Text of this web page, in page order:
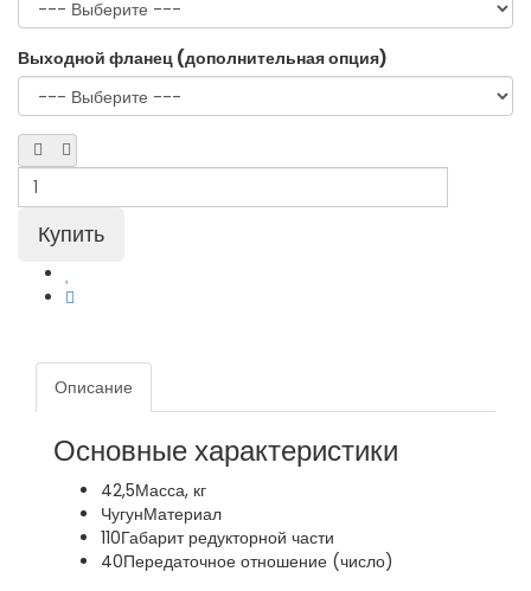
Выходной фланец (дополнительная опция)
Описание
Основные характеристики
42,5Масса, кг
ЧугунМатериал
110Габарит редукторной части
40Передаточное отношение (число)